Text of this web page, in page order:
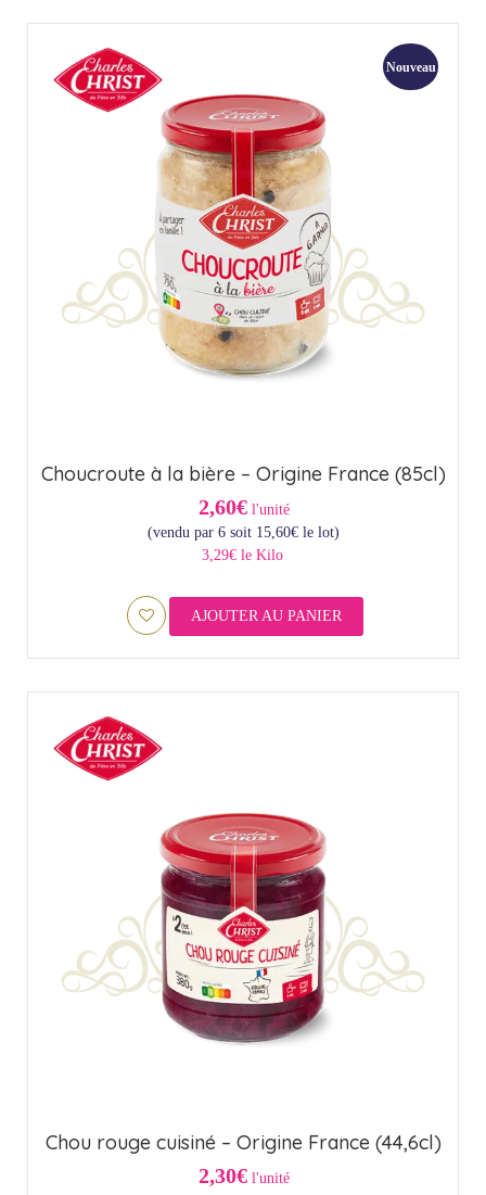
Nouveau
Choucroute à la bière – Origine France (85cl)
2,60€ l'unité
(vendu par 6 soit 15,60€le lot)
3,29€ le Kilo
AJOUTER AU PANIER
Chou rouge cuisiné – Origine France (44,6cl)
2,30€ l'unité